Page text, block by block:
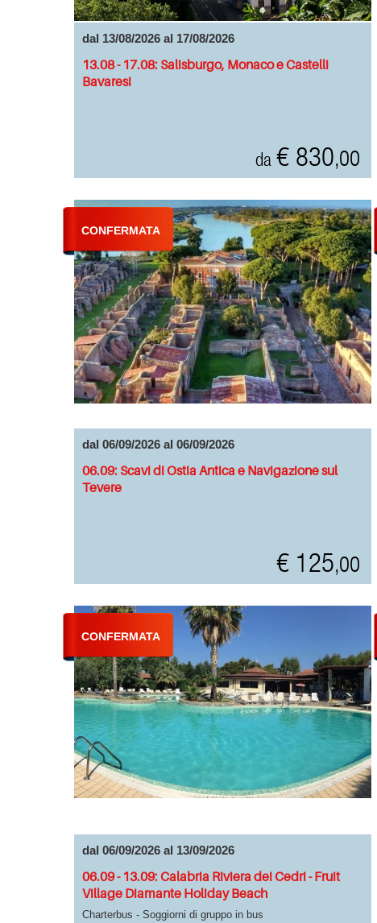
dal 13/08/2026 al 17/08/2026
13.08 - 17.08: Salisburgo, Monaco e Castelli
Bavaresi
da € 830,00
dal 06/09/2026 al 06/09/2026
06.09: Scavi di Ostia Antica e Navigazione sul
Tevere
CONFERMATA
€ 125,00
dal 06/09/2026 al 13/09/2026
06.09 - 13.09: Calabria Riviera dei Cedri - Fruit
Village Diamante Holiday Beach
Charterbus - Soggiorni di gruppo in bus
CONFERMATA